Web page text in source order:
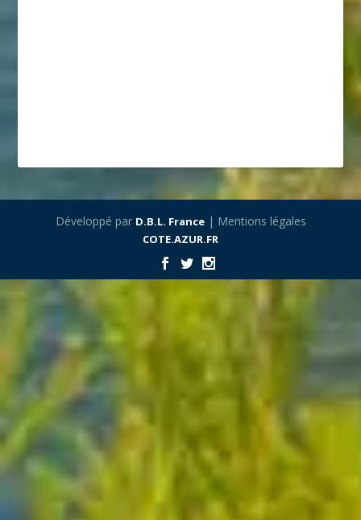
Développé par D.B.L. France| Mentions légales
COTE.AZUR.FR